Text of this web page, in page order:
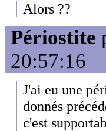
Alors ??
Périostite
20:57:16
J'ai eu une
donnés
c'est